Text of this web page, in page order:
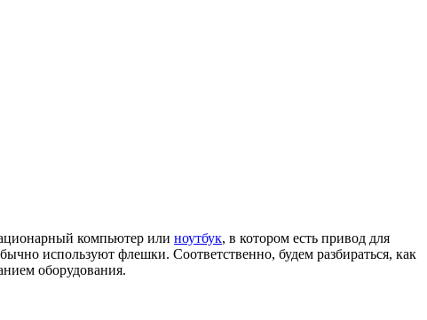
компьютер или ноутбук, в котором есть привод для
используют флешки. Соответственно, будем разбираться, как
оборудования.